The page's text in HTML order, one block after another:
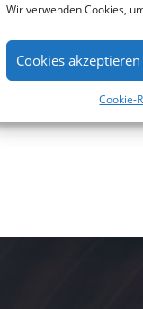
Wir verwenden Cookies,
Cookies akzeptieren
Cookie-